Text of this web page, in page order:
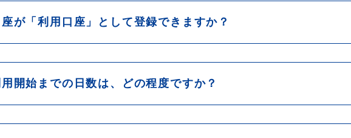
が「利用口座」として登録できますか？
開始までの日数は、どの程度ですか？